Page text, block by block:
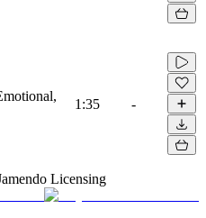
1:35 -
Licensing